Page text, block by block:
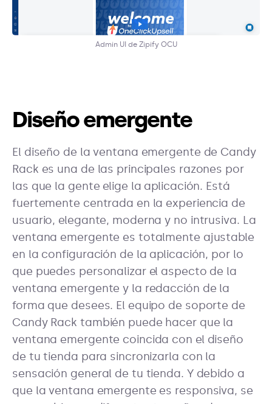
Admin UI de Zipify OCU
Diseño emergente
El diseño de la ventana emergente de Candy
Rack es una de las principales razones por
las que la gente elige la aplicación. Está
fuertemente centrada en la experiencia de
usuario, elegante, moderna y no intrusiva. La
ventana emergente es totalmente ajustable
en la configuración de la aplicación, por lo
que puedes personalizar el aspecto de la
ventana emergente y la redacción de la
forma que desees. El equipo de soporte de
Candy Rack también puede hacer que la
ventana emergente coincida con el diseño
de tu tienda para sincronizarla con la
sensación general de tu tienda. Y debido a
que la ventana emergente es responsiva, se